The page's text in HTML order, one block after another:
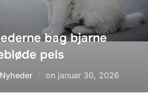
bag bjarne
pels
on Udgivet
januar 30, 2026